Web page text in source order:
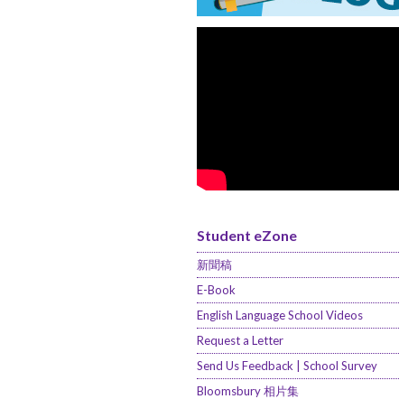
Student eZone
新聞稿
E-Book
English Language School Videos
Request a Letter
Send Us Feedback | School Survey
Bloomsbury 相片集